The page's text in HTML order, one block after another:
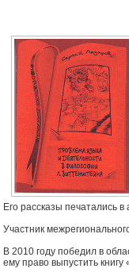
Его рассказы печатались
Участник
В 2010 году победил в
ему право выпустить